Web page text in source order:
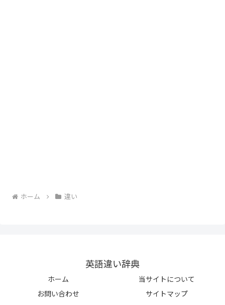
ホーム 違い
英語違い辞典
ホーム
当サイトについて
お問い合わせ
サイトマップ